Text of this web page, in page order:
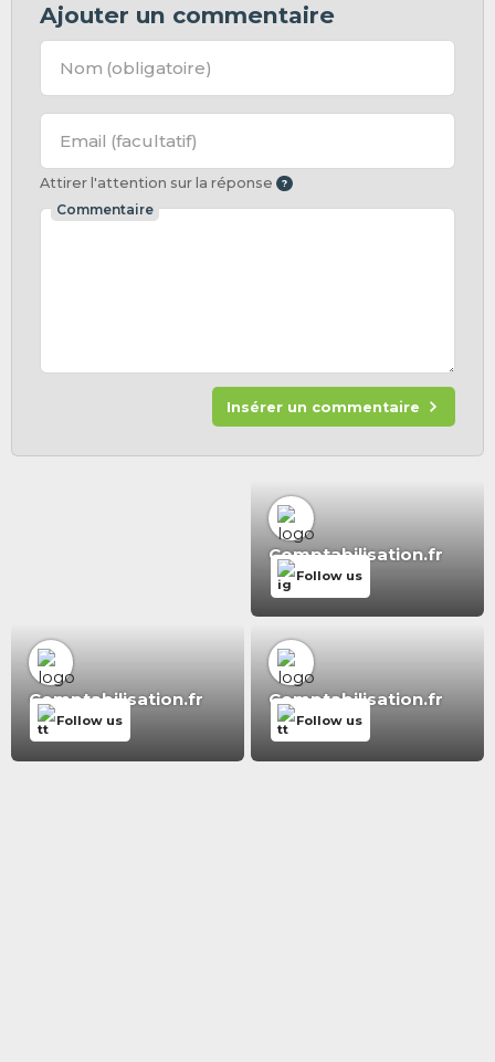
Ajouter un commentaire
Nom (obligatoire)
Email (facultatif)
Attirer l'attention sur la réponse
Commentaire
Insérer un commentaire
Comptabilisation.fr
Follow us
Comptabilisation.fr
Follow us
Comptabilisation.fr
Follow us